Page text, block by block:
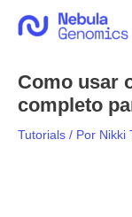
para
Como usar
completo
Tutorials / Por Nikki